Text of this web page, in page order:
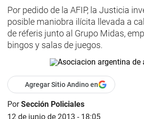
Por pedido de la AFIP, la Justicia
posible maniobra ilícita llevada a
de réferis junto al Grupo Midas,
bingos y salas de juegos.
Agregar Sitio Andino en
PorSección Policiales
12 de junio de 2013 - 18:05